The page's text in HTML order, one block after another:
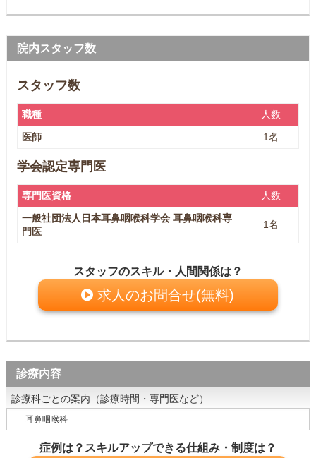
院内スタッフ数
スタッフ数
職種
人数
医師
1名
学会認定専門医
専門医資格
人数
一般社団法人日本耳鼻咽喉科学会 耳鼻咽喉科専
門医
1名
スタッフのスキル・人間関係は？
求人のお問合せ(無料)
診療内容
診療科ごとの案内（診療時間・専門医など）
耳鼻咽喉科
症例は？スキルアップできる仕組み・制度は？